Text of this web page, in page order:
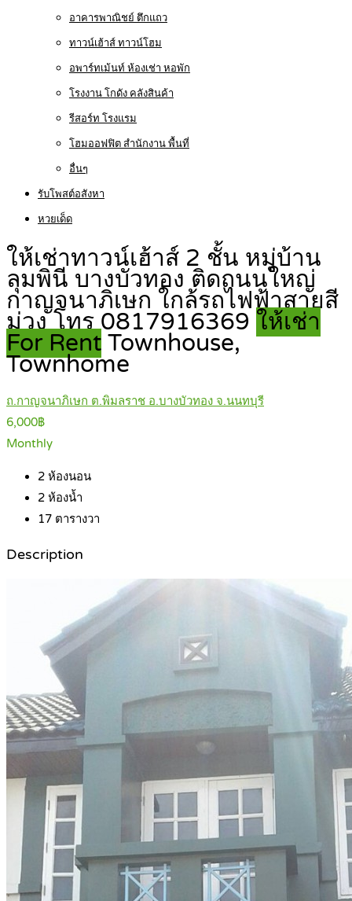
อาคารพาณิชย์ ตึกแถว
ทาวน์เฮ้าส์ ทาวน์โฮม
อพาร์ทเม้นท์ ห้องเช่า หอพัก
โรงงาน โกดัง คลังสินค้า
รีสอร์ท โรงแรม
โฮมออฟฟิต สำนักงาน พื้นที่
อื่นๆ
รับโพสต์อสังหา
หวยเด็ด
ให้เช่าทาวน์เฮ้าส์ 2 ชั้น หมู่บ้าน
ลุมพินี บางบัวทอง ติดถนนใหญ่
กาญจนาภิเษก ใกล้รถไฟฟ้าสายสี
ม่วง โทร 0817916369 ให้เช่า
For Rent Townhouse,
Townhome
ถ.กาญจนาภิเษก ต.พิมลราช อ.บางบัวทอง จ.นนทบุรี
6,000฿
Monthly
2 ห้องนอน
2 ห้องน้ำ
17 ตารางวา
Description